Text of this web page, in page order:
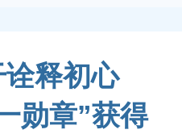
释初心
勋章”获得